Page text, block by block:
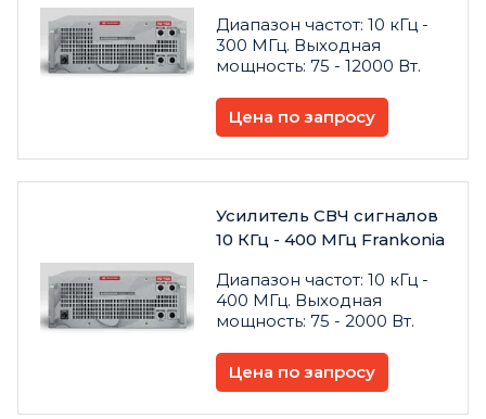
Диапазон частот: 10 кГц -
300 МГц. Выходная
мощность: 75 - 12000 Вт.
Цена по запросу
Усилитель СВЧ сигналов
10 КГц - 400 МГц Frankonia
Диапазон частот: 10 кГц -
400 МГц. Выходная
мощность: 75 - 2000 Вт.
Цена по запросу